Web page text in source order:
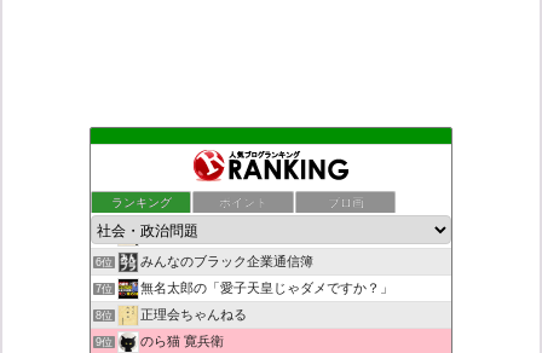
ランキング ポイント ブロ画
もえるあじあ
死神タカ位置サナエのオイルショックドクトリン憲法改悪計画！
ダリチョコ dalichoko
5位 恥を知れ、恥を
6位 みんなのブラック企業通信簿
7位 無名太郎の「愛子天皇じゃダメですか？」
8位 正理会ちゃんねる
9位 のら猫 寛兵衛